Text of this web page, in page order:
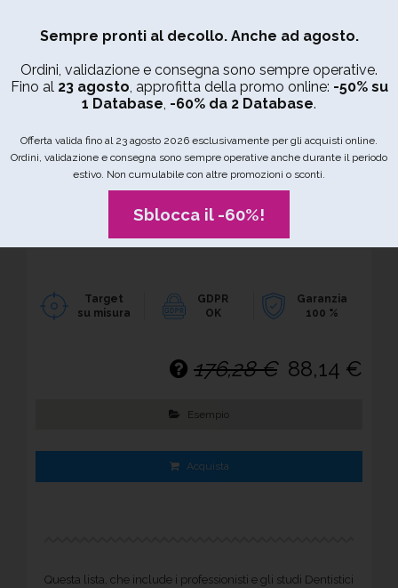
Sempre pronti al decollo. Anche ad agosto.
Ordini, validazione e consegna sono sempre operative.
Fino al 23 agosto, approfitta della promo online: -50% su
1 Database, -60% da 2 Database.
Offerta valida fino al 23 agosto 2026 esclusivamente per gli acquisti online.
Ordini, validazione e consegna sono sempre operative anche durante il periodo
estivo. Non cumulabile con altre promozioni o sconti.
Sblocca il -60%!
452 Anagrafiche
Questo database contiene 452
uniche e sempre comprensive di
indirizzo email. Vengono ceduti a
titolo definitivo, unitamente alle
garanzie contrattuali di privacy e
validità dei dati.
Target
su misura
GDPR
OK
Garanzia
100 %
176,28 € 88,14 €
Esempio
Acquista
Questa lista, che include i professionisti e gli studi Dentistici